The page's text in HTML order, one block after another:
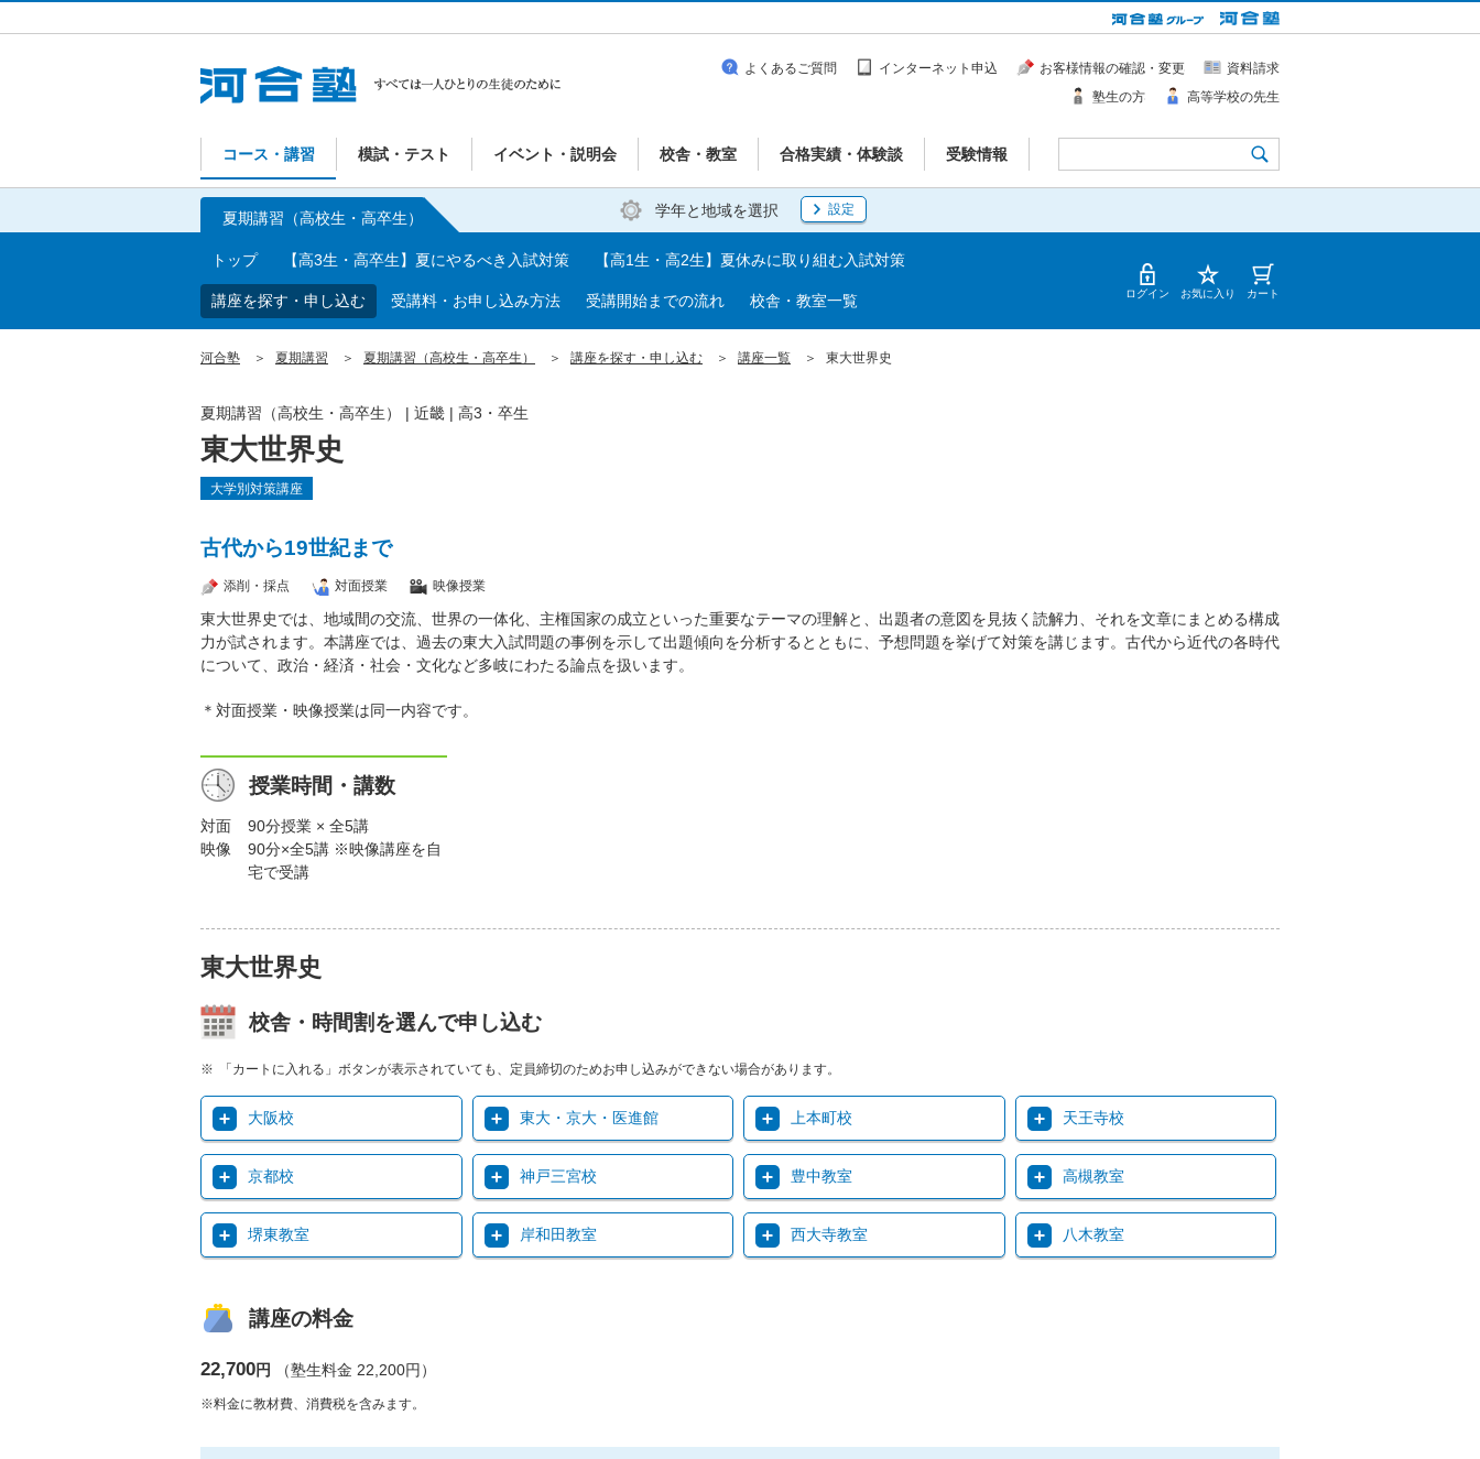
コース・講習 模試・テスト イベント・説明会 校舎・教室 合格実績・体験談 受験情報
よくあるご質問 インターネット申込 お客様情報の確認・変更
資料請求
塾生の方
高等学校の先生
学年と地域を選択 設定
夏期講習（高校生・高卒生）
トップ 【高3生・高卒生】夏にやるべき入試対策 【高1生・高2生】夏休みに取り組む入試対策
講座を探す・申し込む 受講料・お申し込み方法 受講開始までの流れ 校舎・教室一覧 ログイン お気に入り カート
河合塾 夏期講習 夏期講習（高校生・高卒生） 講座を探す・申し込む 講座一覧 東大世界史
東大世界史
夏期講習（高校生・高卒生） | 近畿 | 高3・卒生
大学別対策講座
古代から19世紀まで
添削・採点 対面授業 映像授業
東大世界史では、地域間の交流、世界の一体化、主権国家の成立といった重要なテーマの理解と、出題者の意図を見抜く読解力、それを文章にまとめる構成
力が試されます。本講座では、過去の東大入試問題の事例を示して出題傾向を分析するとともに、予想問題を挙げて対策を講じます。古代から近代の各時代
について、政治・経済・社会・文化など多岐にわたる論点を扱います。
＊対面授業・映像授業は同一内容です。
授業時間・講数
対面
90分授業 × 全5講
映像
90分×全5講 ※映像講座を自
宅で受講
東大世界史
校舎・時間割を選んで申し込む
「カートに入れる」ボタンが表示されていても、定員締切のためお申し込みができない場合があります。
大阪校 東大・京大・医進館 上本町校 天王寺校
京都校 神戸三宮校 豊中教室 高槻教室
堺東教室 岸和田教室 西大寺教室 八木教室
講座の料金
22,700円 （塾生料金 22,200円）
※料金に教材費、消費税を含みます。